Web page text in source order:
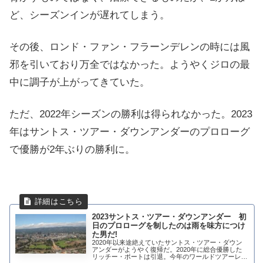
ど、シーズンインが遅れてしまう。
その後、ロンド・ファン・フラーンデレンの時には風
邪を引いており万全ではなかった。ようやくジロの最
中に調子が上がってきていた。
ただ、2022年シーズンの勝利は得られなかった。2023
年はサントス・ツアー・ダウンアンダーのプロローグ
で優勝が2年ぶりの勝利に。
2023サントス・ツアー・ダウンアンダー 初
日のプロローグを制したのは雨を味方につけ
た男だ!
2020年以来途絶えていたサントス・ツアー・ダウン
アンダーがようやく復帰だ。2020年に総合優勝した
リッチー・ポートは引退。今年のワールドツアーレー